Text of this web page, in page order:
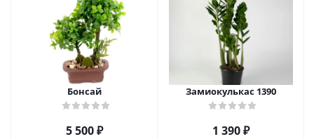
Бонсай
5 500₽
Замиокулькас 1390
1 390₽